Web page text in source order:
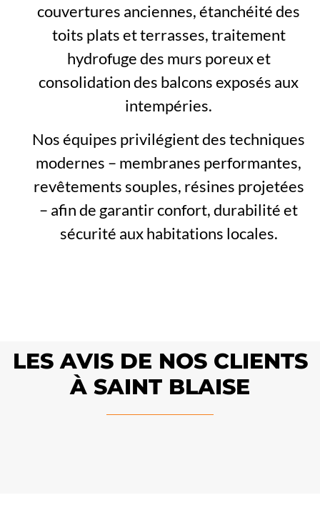
couvertures anciennes, étanchéité des
toits plats et terrasses, traitement
hydrofuge des murs poreux et
consolidation des balcons exposés aux
intempéries.
Nos équipes privilégient des techniques
modernes – membranes performantes,
revêtements souples, résines projetées
– afin de garantir confort, durabilité et
sécurité aux habitations locales.
LES AVIS DE NOS CLIENTS
À SAINT BLAISE